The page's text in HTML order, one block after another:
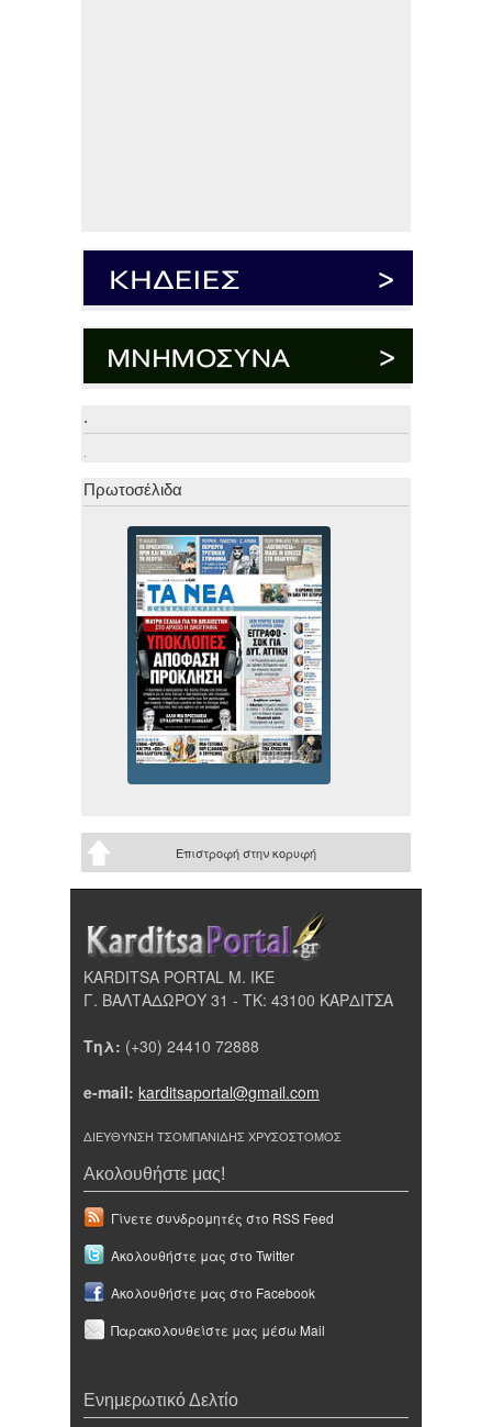
.
.
Πρωτοσέλιδα
Επιστροφή στην κορυφή
KARDITSA PORTAL Μ. ΙΚΕ
Γ. ΒΑΛΤΑΔΩΡΟΥ 31 - ΤΚ: 43100 ΚΑΡΔΙΤΣΑ
Τηλ: (+30) 24410 72888
e-mail: karditsaportal@gmail.com
ΔΙΕΥΘΥΝΣΗ ΤΣΟΜΠΑΝΙΔΗΣ ΧΡΥΣΟΣΤΟΜΟΣ
Ακολουθήστε μας!
Γίνετε συνδρομητές στο RSS Feed
Ακολουθήστε μας στο Twitter
Ακολουθήστε μας στο Facebook
Παρακολουθείστε μας μέσω Mail
Ενημερωτικό Δελτίο